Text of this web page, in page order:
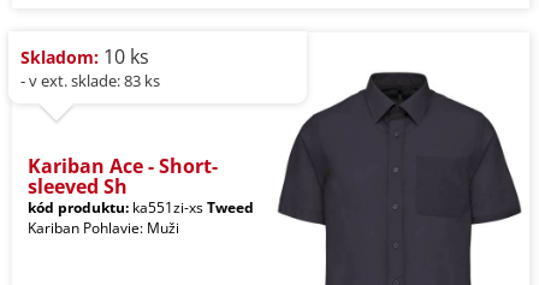
Skladom: 10 ks
- v ext. sklade: 83 ks
Kariban Ace - Short-
sleeved Sh
kód produktu: ka551zi-xsTweed
Kariban Pohlavie: Muži